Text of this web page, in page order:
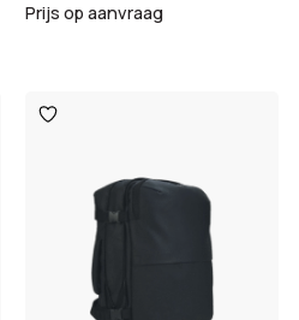
Prijs op aanvraag
Toevoegen
aan